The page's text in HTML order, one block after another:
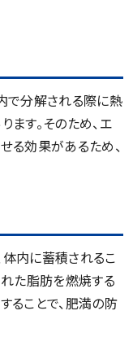
で分解される際に熱
ます。そのため、エ
る効果があるため、
内に蓄積されるこ
れた脂肪を燃焼する
ることで、肥満の防